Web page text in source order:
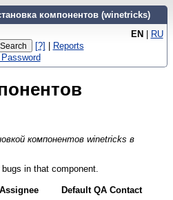
компонентов (winetricks)
EN | RU
[?] | Reports
компонентов winetricks в
in that component.
Default QA Contact